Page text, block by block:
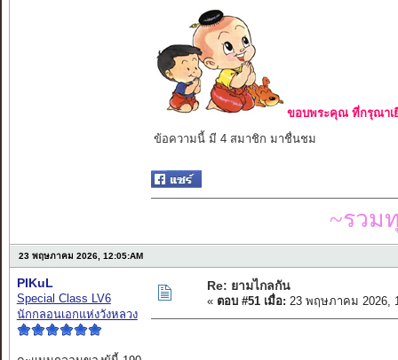
ขอบพระคุณ ที่กรุณาเ
ข้อความนี้ มี 4 สมาชิก มาชื่นชม
~รวม
23 พฤษภาคม 2026, 12:05:AM
PIKuL
Special Class LV6
นักกลอนเอกแห่งวังหลวง
Re: ยามไกลกัน
« ตอบ #51 เมื่อ: 23 พฤษภาคม 2026,